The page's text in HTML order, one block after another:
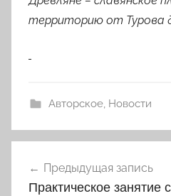
территорию от Турова
Авторское, Новости
по
Предыдущая запись
Практическое занятие